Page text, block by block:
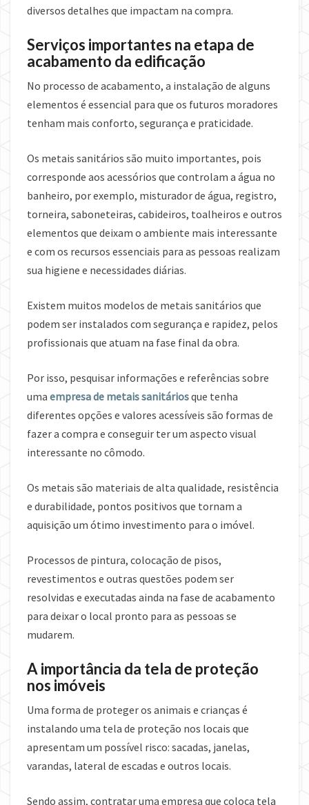
diversos detalhes que impactam na compra.
Serviços importantes na etapa de
acabamento da edificação
No processo de acabamento, a instalação de alguns
elementos é essencial para que os futuros moradores
tenham mais conforto, segurança e praticidade.
Os metais sanitários são muito importantes, pois
corresponde aos acessórios que controlam a água no
banheiro, por exemplo, misturador de água, registro,
torneira, saboneteiras, cabideiros, toalheiros e outros
elementos que deixam o ambiente mais interessante
e com os recursos essenciais para as pessoas realizam
sua higiene e necessidades diárias.
Existem muitos modelos de metais sanitários que
podem ser instalados com segurança e rapidez, pelos
profissionais que atuam na fase final da obra.
Por isso, pesquisar informações e referências sobre
uma empresa de metais sanitáriosque tenha
diferentes opções e valores acessíveis são formas de
fazer a compra e conseguir ter um aspecto visual
interessante no cômodo.
Os metais são materiais de alta qualidade, resistência
e durabilidade, pontos positivos que tornam a
aquisição um ótimo investimento para o imóvel.
Processos de pintura, colocação de pisos,
revestimentos e outras questões podem ser
resolvidas e executadas ainda na fase de acabamento
para deixar o local pronto para as pessoas se
mudarem.
A importância da tela de proteção
nos imóveis
Uma forma de proteger os animais e crianças é
instalando uma tela de proteção nos locais que
apresentam um possível risco: sacadas, janelas,
varandas, lateral de escadas e outros locais.
Sendo assim, contratar uma empresa que coloca tela